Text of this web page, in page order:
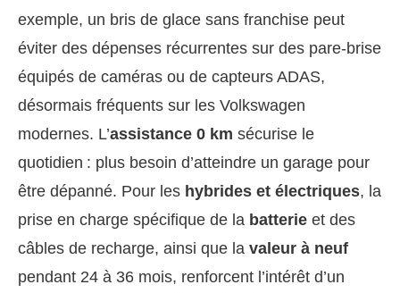
exemple, un bris de glace sans franchise peut
éviter des dépenses récurrentes sur des pare-brise
équipés de caméras ou de capteurs ADAS,
désormais fréquents sur les Volkswagen
modernes. L’assistance 0 km sécurise le
quotidien : plus besoin d’atteindre un garage pour
être dépanné. Pour les hybrides et électriques, la
prise en charge spécifique de la batterie et des
câbles de recharge, ainsi que la valeur à neuf
pendant 24 à 36 mois, renforcent l’intérêt d’un